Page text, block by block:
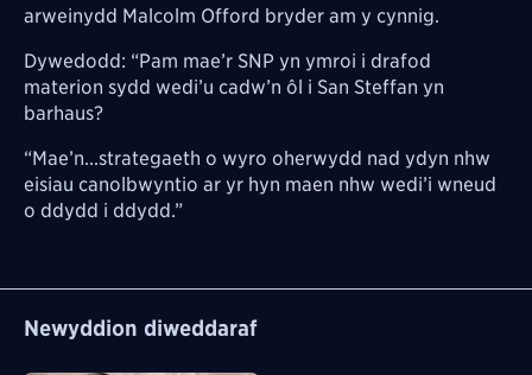
arweinydd Malcolm Offord bryder am y cynnig.
Dywedodd: “Pam mae’r SNP yn ymroi i drafod
materion sydd wedi’u cadw’n ôl i San Steffan yn
barhaus?
“Mae’n...strategaeth o wyro oherwydd nad ydyn nhw
eisiau canolbwyntio ar yr hyn maen nhw wedi’i wneud
o ddydd i ddydd.”
Newyddion diweddaraf